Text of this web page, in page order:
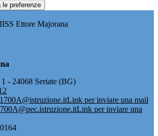
le preferenze
IISS Ettore Majorana
- 24068 Seriate (BG)
Link per inviare una mail
Link per inviare una